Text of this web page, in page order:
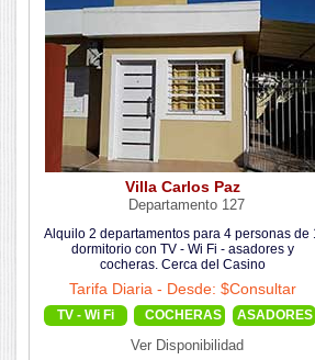
Villa Carlos Paz
Departamento 127
Alquilo 2 departamentos para 4 personas de
dormitorio con TV - Wi Fi - asadores y
cocheras. Cerca del Casino
Tarifa Diaria - Desde: $Consultar
TV - Wi Fi COCHERAS ASADORES
Ver Disponibilidad